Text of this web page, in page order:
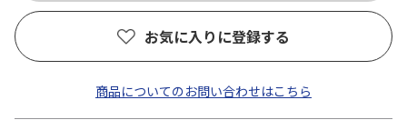
お気に入りに登録する
商品についてのお問い合わせはこちら